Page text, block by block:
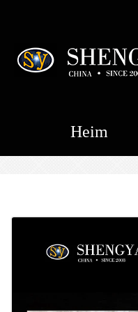
Heim